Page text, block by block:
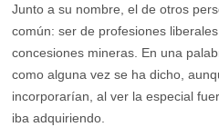
Junto a su nombre, el de otros
común: ser de profesiones
concesiones mineras. En una
como alguna vez se ha dicho,
incorporarían, al ver la especial
iba adquiriendo.